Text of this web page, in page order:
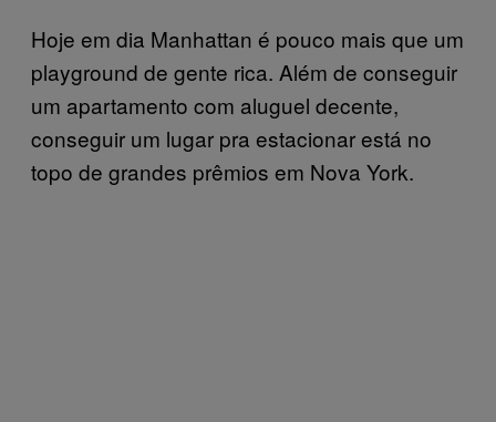
Hoje em dia Manhattan é pouco mais que um
playground de gente rica. Além de conseguir
um apartamento com aluguel decente,
conseguir um lugar pra estacionar está no
topo de grandes prêmios em Nova York.